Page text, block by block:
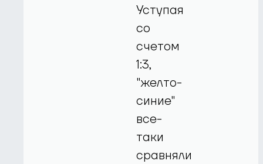
Уступая
со
счетом
1:3,
"желто-
синие"
все-
таки
сравняли